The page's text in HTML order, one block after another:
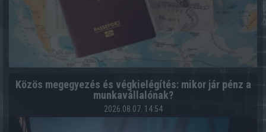
Közös megegyezés és végkielégítés: mikor jár pénz a
munkavállalónak?
2026.08.07. 14:54